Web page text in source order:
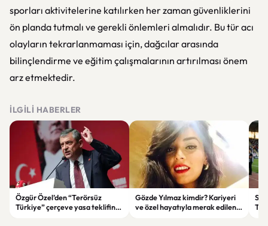
sporları aktivitelerine katılırken her zaman güvenliklerini
ön planda tutmalı ve gerekli önlemleri almalıdır. Bu tür acı
olayların tekrarlanmaması için, dağcılar arasında
bilinçlendirme ve eğitim çalışmalarının artırılması önem
arz etmektedir.
İLGILI HABERLER
Özgür Özel’den “Terörsüz
Türkiye” çerçeve yasa teklifine
Gözde Yılmaz kimdir? Kariyeri
ve özel hayatıyla merak edilen